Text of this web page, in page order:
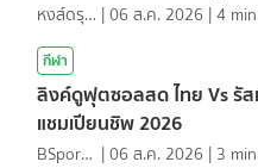
หงส์ดรุณ |06 ส.ค. 2026 |4
กีฬา
ลิงค์ดูฟุตซอลสด ไทย Vs รั
แชมเปียนชิพ 2026
BSports8 |06 ส.ค. 2026 | 3